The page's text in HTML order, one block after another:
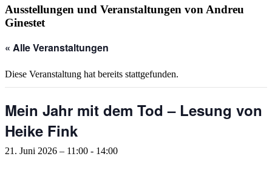
Ausstellungen und Veranstaltungen von Andreu
Ginestet
« Alle Veranstaltungen
Diese Veranstaltung hat bereits stattgefunden.
Mein Jahr mit dem Tod – Lesung von
Heike Fink
21. Juni 2026 – 11:00 - 14:00